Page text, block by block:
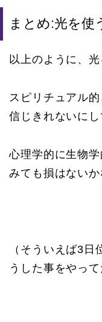
まとめ:光を使
以上のように、光
スピリチュアル
信じきれないにし
心理学的に生物
みても損はないか
（そういえば3日
うした事をやっ